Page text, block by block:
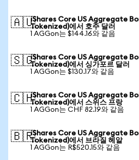
🇦🇺iShares Core US Aggregate
Tokenized)에서 호주 달러
1 AGGon는 $144.16와 같음
🇸🇬iShares Core US Aggregate
Tokenized)에서 싱가포르 달러
1 AGGon는 $130.17와 같음
🇨🇭iShares Core US Aggregate
Tokenized)에서 스위스 프랑
1 AGGon는 CHF 82.19와 같음
🇧🇷iShares Core US Aggregate
Tokenized)에서 브라질 헤알
1 AGGon는 R$520.15와 같음